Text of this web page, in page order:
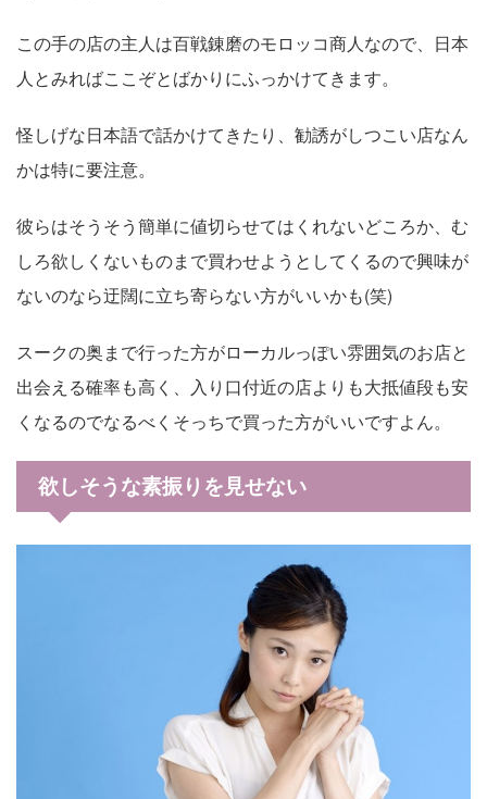
この手の店の主人は百戦錬磨のモロッコ商人なので、日本
人とみればここぞとばかりにふっかけてきます。
怪しげな日本語で話かけてきたり、勧誘がしつこい店なん
かは特に要注意。
彼らはそうそう簡単に値切らせてはくれないどころか、む
しろ欲しくないものまで買わせようとしてくるので興味が
ないのなら迂闊に立ち寄らない方がいいかも(笑)
スークの奥まで行った方がローカルっぽい雰囲気のお店と
出会える確率も高く、入り口付近の店よりも大抵値段も安
くなるのでなるべくそっちで買った方がいいですよん。
欲しそうな素振りを見せない